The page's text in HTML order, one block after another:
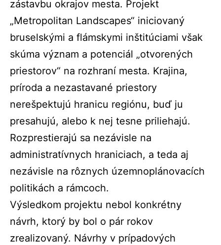
zástavbu okrajov mesta. Projekt
„Metropolitan Landscapes“ iniciovaný
bruselskými a flámskymi inštitúciami však
skúma význam a potenciál „otvorených
priestorov“ na rozhraní mesta. Krajina,
príroda a nezastavané priestory
nerešpektujú hranicu regiónu, buď ju
presahujú, alebo k nej tesne priliehajú.
Rozprestierajú sa nezávisle na
administratívnych hraniciach, a teda aj
nezávisle na rôznych územnoplánovacích
politikách a rámcoch.
Výsledkom projektu nebol konkrétny
návrh, ktorý by bol o pár rokov
zrealizovaný. Návrhy v prípadových